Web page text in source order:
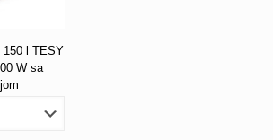
150 l TESY
W sa